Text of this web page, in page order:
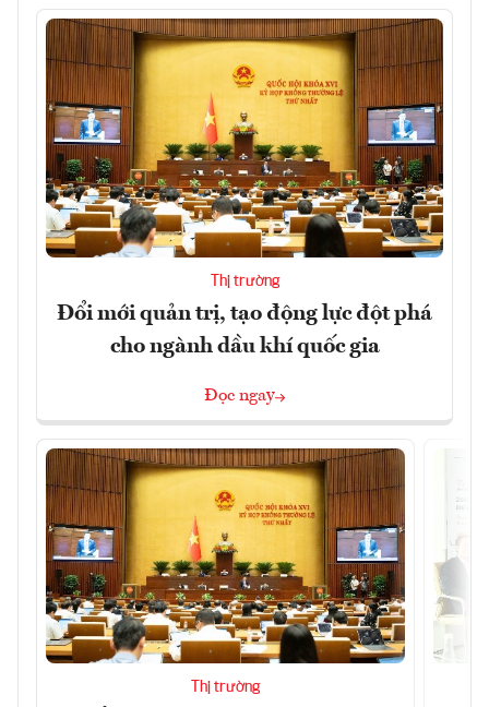
Thị trường
Đổi mới quản trị, tạo động lực đột phá
cho ngành dầu khí quốc gia
Đọc ngay
Thị trường